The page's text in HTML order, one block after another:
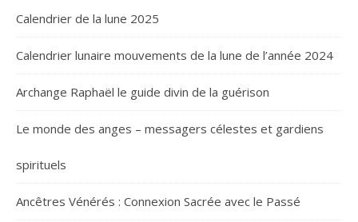
Calendrier de la lune 2025
Calendrier lunaire mouvements de la lune de l’année 2024
Archange Raphaël le guide divin de la guérison
Le monde des anges – messagers célestes et gardiens
spirituels
Ancêtres Vénérés : Connexion Sacrée avec le Passé